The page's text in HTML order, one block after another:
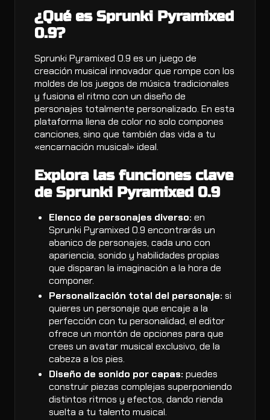
¿Qué es Sprunki Pyramixed
0.9?
Sprunki Pyramixed 0.9 es un juego de
creación musical innovador que rompe con los
moldes de los juegos de música tradicionales
y fusiona el ritmo con un diseño de
personajes totalmente personalizado. En esta
plataforma llena de color no solo compones
canciones, sino que también das vida a tu
«encarnación musical» ideal.
Explora las funciones clave
de Sprunki Pyramixed 0.9
Elenco de personajes diverso: en
Sprunki Pyramixed 0.9 encontrarás un
abanico de personajes, cada uno con
apariencia, sonido y habilidades propias
que disparan la imaginación a la hora de
componer.
Personalización total del personaje: si
quieres un personaje que encaje a la
perfección con tu personalidad, el editor
ofrece un montón de opciones para que
crees un avatar musical exclusivo, de la
cabeza a los pies.
Diseño de sonido por capas: puedes
construir piezas complejas superponiendo
distintos ritmos y efectos, dando rienda
suelta a tu talento musical.